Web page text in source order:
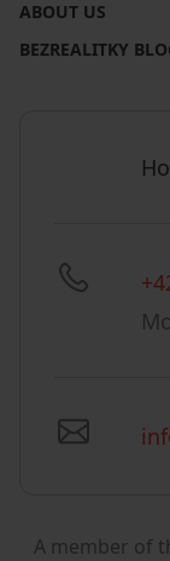
ABOUT US
BEZREALITKY
A member of